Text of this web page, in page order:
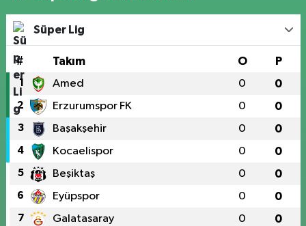
Süper Lig
# Takım O P
1 Amed 0 0
2 Erzurumspor FK 0 0
3 Başakşehir 0 0
4 Kocaelispor 0 0
5 Beşiktaş 0 0
6 Eyüpspor 0 0
7 Galatasaray 0 0